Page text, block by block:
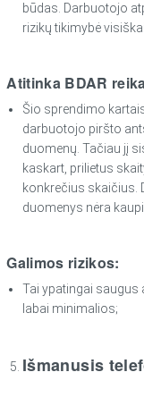
būdas. Darbuotojo
rizikų tikimybė
Atitinka BDAR
Šio sprendimo
darbuotojo piršto
duomenų. Tačiau jį
kaskart, prilietus
konkrečius skaičius.
duomenys nėra
Galimos rizikos:
Tai ypatingai
labai minimalios;
Išmanusis